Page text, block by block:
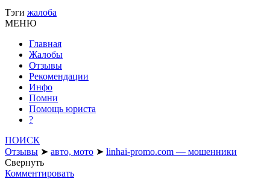
Тэги жалоба
МЕНЮ
Главная
Жалобы
Отзывы
Рекомендации
Инфо
Помни
Помощь юриста
?
ПОИСК
Отзывы ➤ авто, мото ➤ linhai-promo.com — мошенники
Свернуть
Комментировать